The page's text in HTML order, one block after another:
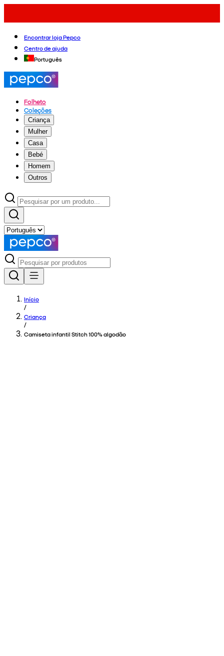
Encontrar loja Pepco
Centro de ajuda
Português
Folheto
Coleções
Criança
Mulher
Casa
Bebé
Homem
Outros
Início
/
Criança
/
Camiseta infantil Stitch 100% algodão